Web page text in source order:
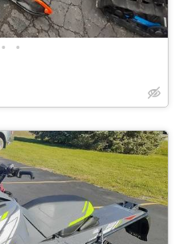
• •